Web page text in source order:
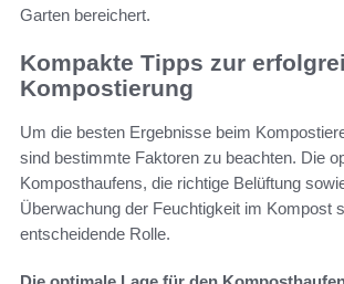
Garten bereichert.
Kompakte Tipps zur
Kompostierung
Um die besten Ergebnisse beim
sind bestimmte Faktoren zu beachten. Die
Komposthaufens, die richtige Belüftung
Überwachung der Feuchtigkeit im Kompost
entscheidende Rolle.